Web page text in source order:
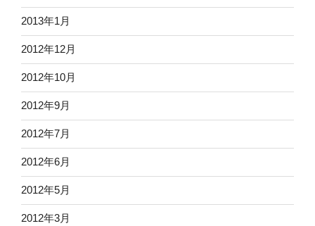
2013年1月
2012年12月
2012年10月
2012年9月
2012年7月
2012年6月
2012年5月
2012年3月